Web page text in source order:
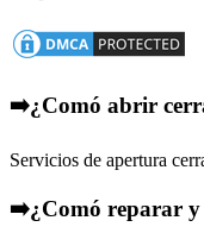
➡️¿Comó abrir
Servicios de apertura
➡️¿Comó reparar y